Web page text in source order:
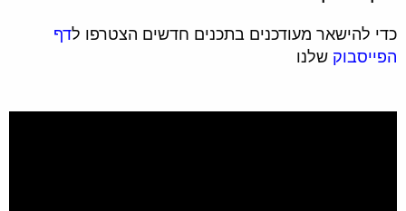
כדי להישאר מעודכנים בתכנים חדשים הצטרפו לדף
הפייסבוק שלנו